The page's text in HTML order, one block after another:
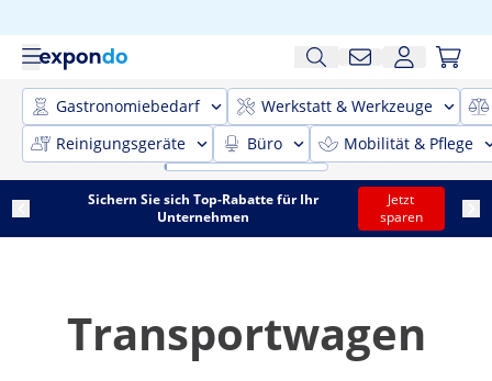
Gastronomiebedarf
Werkstatt & Werkzeuge
Reinigungsgeräte
Büro Mobilität & Pflege
Sichern Sie sich Top-Rabatte für Ihr
Unternehmen
Jetzt
sparen
Transportwagen